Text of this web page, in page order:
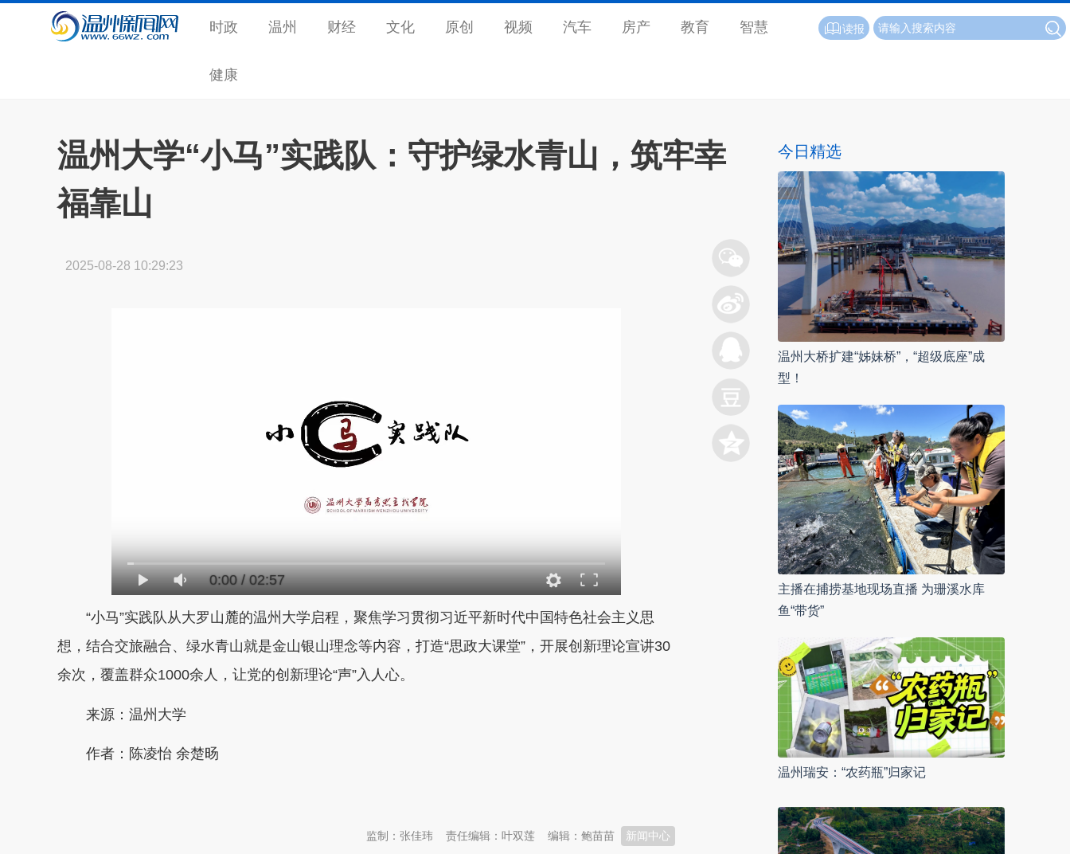
时政 温州 财经 文化 原创 视频 汽车 房产 教育 智慧
健康
读报
温州大学“小马”实践队：守护绿水青山，筑牢幸
福靠山
2025-08-28 10:29:23
0:00/02:57
“小马”实践队从大罗山麓的温州大学启程，聚焦学习贯彻习近平新时代中国特色社会主义思
想，结合交旅融合、绿水青山就是金山银山理念等内容，打造“思政大课堂”，开展创新理论宣讲30
余次，覆盖群众1000余人，让党的创新理论“声”入人心。
来源：温州大学
作者：陈凌怡 余楚旸
新闻中心
编辑：鲍苗苗
责任编辑：叶双莲
监制：张佳玮
今日精选
温州大桥扩建“姊妹桥”，“超级底座”成
型！
主播在捕捞基地现场直播 为珊溪水库
鱼“带货”
温州瑞安：“农药瓶”归家记